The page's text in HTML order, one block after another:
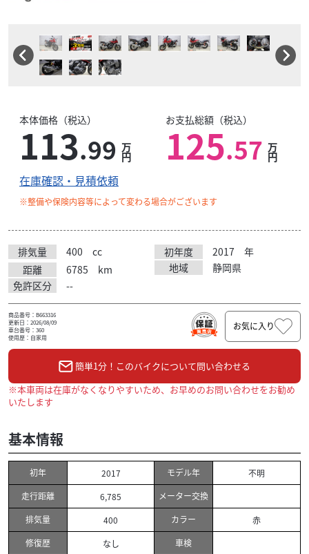
本体価格（税込）
113.99 万
円
お支払総額（税込）
125.57 万
円
在庫確認・見積依頼
※整備や保険内容等によって変わる場合がございます
排気量 400 cc 初年度 2017
年
距離
6785 km 地域
静岡県
免許区分
--
商品番号：B663316
更新日：2026/08/09
車台番号：360
使用歴：自家用
お気に入り
簡単1分！このバイクについて問い合わせる
※本車両は在庫がなくなりやすいため、お早めのお問い合わせをお勧め
いたします
基本情報
初年 2017 モデル年
不明
走行距離
6,785
メーター交換
排気量
400 カラー
赤
修復歴
なし
車検